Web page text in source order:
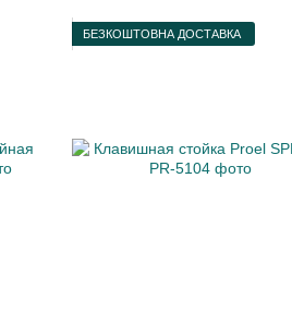
БЕЗКОШТОВНА ДОСТАВКА